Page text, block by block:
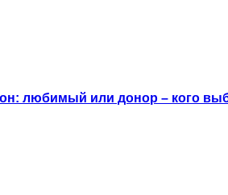
любимый или донор – кого